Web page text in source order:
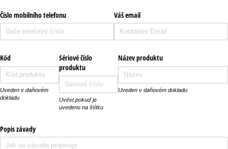
Číslo mobilního telefonu Váš email
Kód
Uveden v daňovém
dokladu
Sériové číslo
produktu
Uvést pokuď je
uvedeno na štítku
Název produktu
Uveden v daňovém dokladu
Popis závady